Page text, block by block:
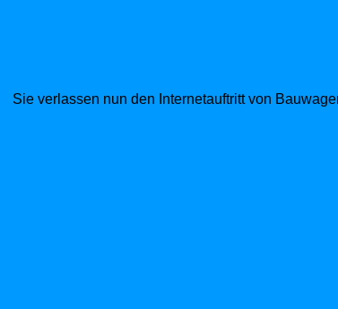
Sie verlassen nun den Internetauftritt von